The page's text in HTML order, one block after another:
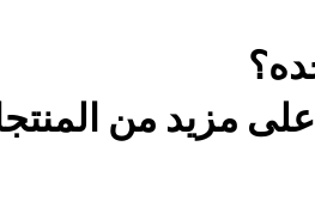
مزيد من